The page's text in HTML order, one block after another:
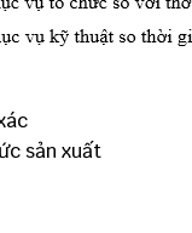
sản xuất